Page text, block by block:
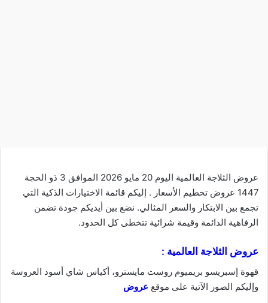
عروض الثلاجة العالمية اليوم 20 مايو 2026 الموافق 3 ذو الحجة
1447 عروض تحطيم الأسعار . إليكم قائمة الاختيارات الذكية التي
تجمع بين الابتكار والسعر المثالي. نضع بين أيديكم جودة تضمن
الرفاهية الدائمة وقيمة شرائية تتخطى كل الحدود.
عروض الثلاجة العالمية :
قهوة إسبريسو بريميوم روست مايسترو، أكياس شاي أسود العروسة
وإليكم الصور الآتية على موقع عروض